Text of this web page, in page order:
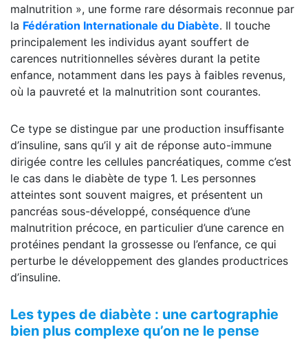
malnutrition », une forme rare désormais reconnue par
la Fédération Internationale du Diabète. Il touche
principalement les individus ayant souffert de
carences nutritionnelles sévères durant la petite
enfance, notamment dans les pays à faibles revenus,
où la pauvreté et la malnutrition sont courantes.
Ce type se distingue par une production insuffisante
d’insuline, sans qu’il y ait de réponse auto-immune
dirigée contre les cellules pancréatiques, comme c’est
le cas dans le diabète de type 1. Les personnes
atteintes sont souvent maigres, et présentent un
pancréas sous-développé, conséquence d’une
malnutrition précoce, en particulier d’une carence en
protéines pendant la grossesse ou l’enfance, ce qui
perturbe le développement des glandes productrices
d’insuline.
Les types de diabète : une cartographie
bien plus complexe qu’on ne le pense